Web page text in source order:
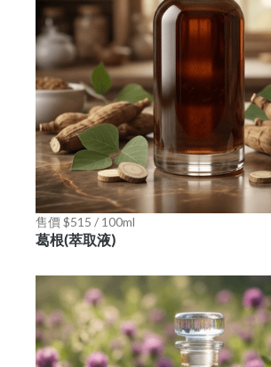
售價 $515 / 100ml
葛根(萃取液)